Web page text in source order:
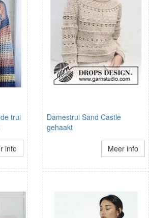
trui
info
Damestrui Sand Castle
gehaakt
Meer info